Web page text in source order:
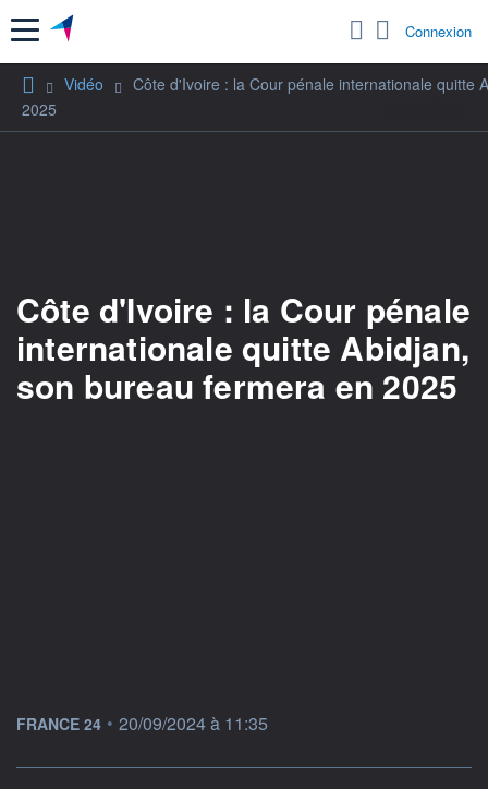
Menu Connexion
Vidéo
Côte d'Ivoire : la Cour pénale internationale quitte
2025
Côte d'Ivoire : la Cour pénale
internationale quitte Abidjan,
son bureau fermera en 2025
information fournie par
FRANCE 24 • 20/09/2024 à 11:35